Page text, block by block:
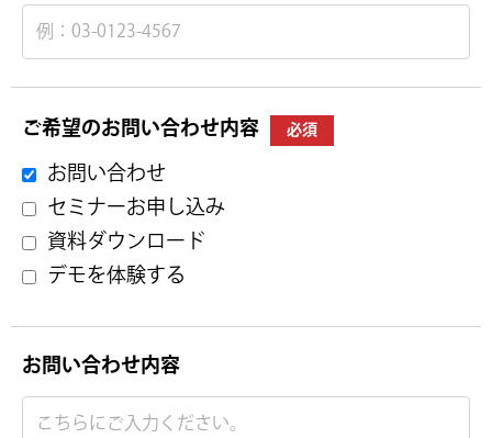
ご希望のお問い合わせ内容 必須
お問い合わせ
セミナーお申し込み
資料ダウンロード
デモを体験する
お問い合わせ内容